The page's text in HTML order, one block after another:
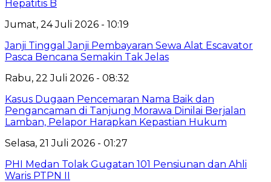
Hepatitis B
Jumat, 24 Juli 2026 - 10:19
Janji Tinggal Janji Pembayaran Sewa Alat Escavator
Pasca Bencana Semakin Tak Jelas
Rabu, 22 Juli 2026 - 08:32
Kasus Dugaan Pencemaran Nama Baik dan
Pengancaman di Tanjung Morawa Dinilai Berjalan
Lamban, Pelapor Harapkan Kepastian Hukum
Selasa, 21 Juli 2026 - 01:27
PHI Medan Tolak Gugatan 101 Pensiunan dan Ahli
Waris PTPN II